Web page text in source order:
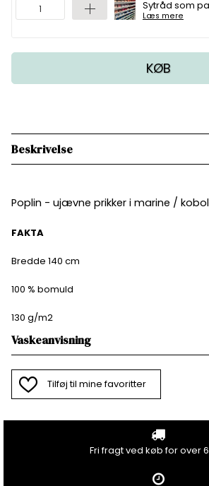
Sytråd som
Læs mere
KØB
Beskrivelse
Poplin - ujævne prikker i marine /
FAKTA
Bredde 140 cm
100 % bomuld
130 g/m2
Vaskeanvisning
Tilføj til mine favoritter
Fri fragt ved køb for over